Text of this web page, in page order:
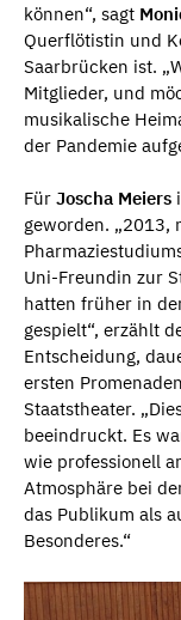
können“, sagt
Querflötistin und
Saarbrücken ist.
Mitglieder, und
musikalische
der Pandemie
Für Joscha Meiers
geworden. „2013,
Uni-Freundin zur
hatten früher in
gespielt“, erzählt
Entscheidung,
ersten
Staatstheater.
beeindruckt. Es
wie professionell
Atmosphäre bei
das Publikum als
Besonderes.“